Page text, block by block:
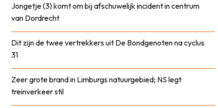
Jongetje (3) komt om bij afschuwelijk incident in centrum
van Dordrecht
Dit zijn de twee vertrekkers uit De Bondgenoten na cyclus
31
Zeer grote brand in Limburgs natuurgebied; NS legt
treinverkeer stil